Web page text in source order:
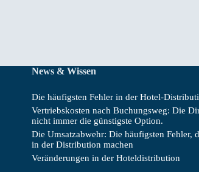
News & Wissen
Die häufigsten Fehler in der Hotel-
Vertriebskosten nach Buchungsweg: Die
nicht immer die günstigste Option.
Die Umsatzabwehr: Die häufigsten Fehler,
in der Distribution machen
Veränderungen in der Hoteldistribution